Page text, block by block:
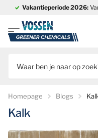
Vakantieperiode 2026:
Homepage Blogs
Kalk